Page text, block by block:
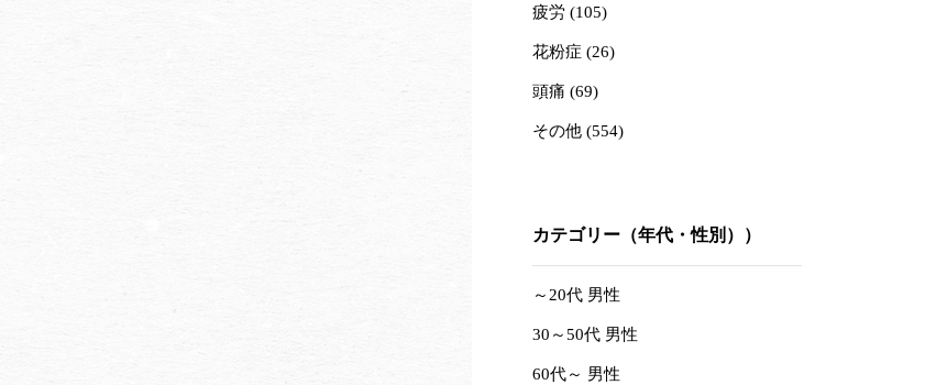
疲労 (105)
花粉症 (26)
頭痛 (69)
その他 (554)
カテゴリー（年代・性別））
～20代 男性
30～50代 男性
60代～ 男性